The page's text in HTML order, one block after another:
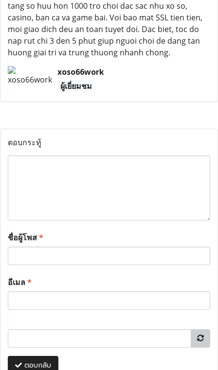
tang so huu hon 1000 tro choi dac sac nhu xo so,
casino, ban ca va game bai. Voi bao mat SSL tien tien,
moi giao dich deu an toan tuyet doi. Dac biet, toc do
nap rut chi 3 den 5 phut giup nguoi choi de dang tan
huong giai tri va trung thuong nhanh chong.
xoso66work
ผู้เยี่ยมชม
ตอบกระทู้
ชื่อผู้โพส*
อีเมล*
ตอบกลับ